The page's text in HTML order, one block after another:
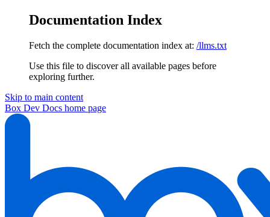
Documentation Index
Fetch the complete documentation index at: /llms.txt
Use this file to discover all available pages before
exploring further.
Skip to main content
Box Dev Docs home page